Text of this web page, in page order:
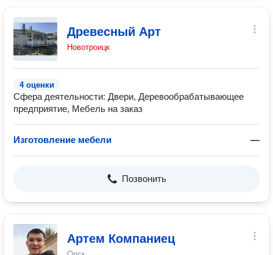
Древесный Арт
Новотроицк
4 оценки
Сфера деятельности: Двери, Деревообрабатывающее
предприятие, Мебель на заказ
Изготовление мебели —
Позвонить
Артем Компаниец